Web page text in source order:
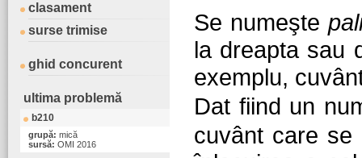
clasament
surse trimise
ghid concurent
ultima problemă
b210
grupă: mică
sursă: OMI 2016
Se numeşte
la dreapta sau
exemplu,
Dat fiind un
cuvânt care se